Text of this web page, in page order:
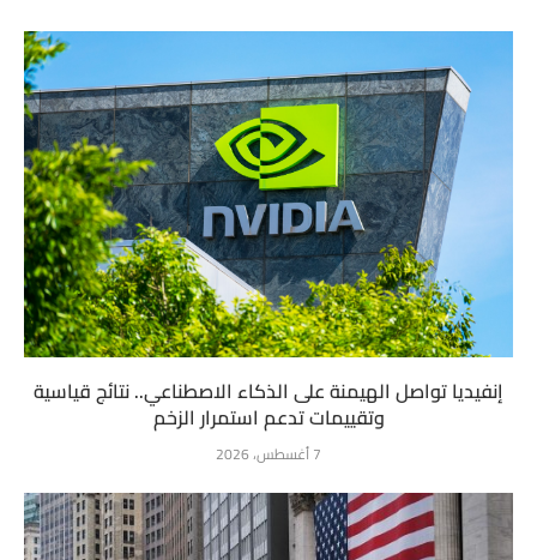
إنفيديا تواصل الهيمنة على الذكاء الاصطناعي.. نتائج قياسية
وتقييمات تدعم استمرار الزخم
7 أغسطس، 2026